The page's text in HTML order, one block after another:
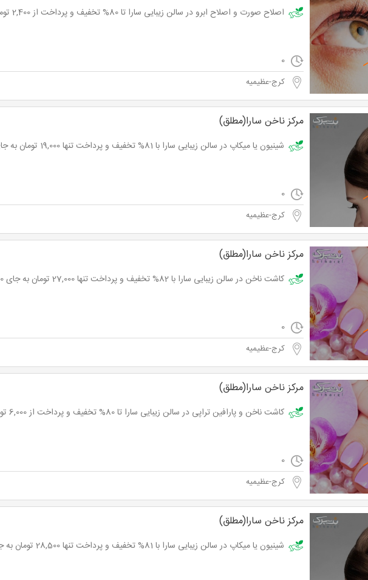
اصلاح صورت و اصلاح ابرو در سالن زیبایی سارا تا 80% تخفیف و پرداخت از 2,400 تومان
0
کرج-عظیمیه
مرکز ناخن سارا(مطلق)
شینیون یا میکاپ در سالن زیبایی سارا با 81% تخفیف و پرداخت تنها 19,000 تومان به جای 100,000 تومان
0
کرج-عظیمیه
مرکز ناخن سارا(مطلق)
کاشت ناخن در سالن زیبایی سارا با 82% تخفیف و پرداخت تنها 27,000 تومان به جای 150,000 تومان
0
کرج-عظیمیه
مرکز ناخن سارا(مطلق)
کاشت ناخن و پارافین تراپی در سالن زیبایی سارا تا 80% تخفیف و پرداخت از 6,000 تومان
0
کرج-عظیمیه
مرکز ناخن سارا(مطلق)
شینیون یا میکاپ در سالن زیبایی سارا با 81% تخفیف و پرداخت تنها 28,500 تومان به جای 150,000 تومان